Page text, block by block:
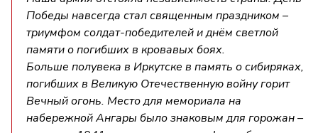
Победы навсегда стал священным праздником –
триумфом солдат-победителей и днём светлой
памяти о погибших в кровавых боях.
Больше полувека в Иркутске в память о сибиряках,
погибших в Великую Отечественную войну горит
Вечный огонь. Место для мемориала на
набережной Ангары было знаковым для горожан –